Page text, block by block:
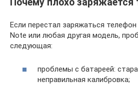
Если перестал заряжаться
Note или любая другая модель,
следующая:
проблемы с батареей:
неправильная калибровка;